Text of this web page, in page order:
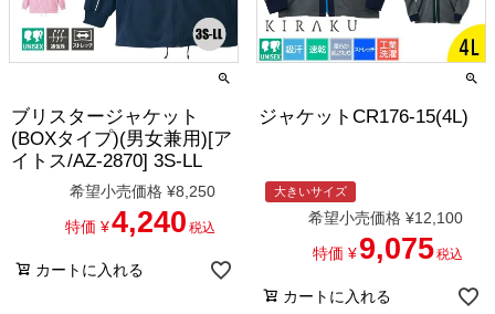
ブリスタージャケット
(BOXタイプ)(男女兼用)[ア
イトス/AZ-2870] 3S-LL
希望小売価格 ¥8,250
特価 ¥4,240 税込
カートに入れる
ジャケットCR176-15(4L)
大きいサイズ
希望小売価格 ¥12,100
特価 ¥ 9,075税込
カートに入れる